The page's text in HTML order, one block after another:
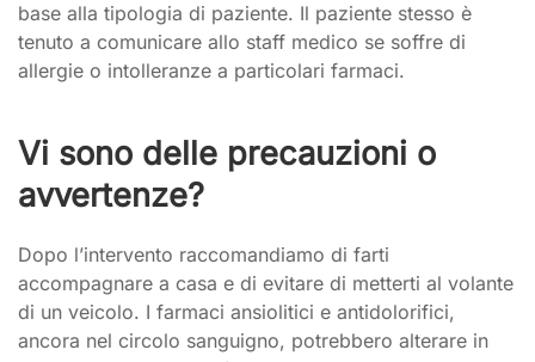
base alla tipologia di paziente. Il paziente stesso è
tenuto a comunicare allo staff medico se soffre di
allergie o intolleranze a particolari farmaci.
Vi sono delle precauzioni o
avvertenze?
Dopo l’intervento raccomandiamo di farti
accompagnare a casa e di evitare di metterti al volante
di un veicolo. I farmaci ansiolitici e antidolorifici,
ancora nel circolo sanguigno, potrebbero alterare in